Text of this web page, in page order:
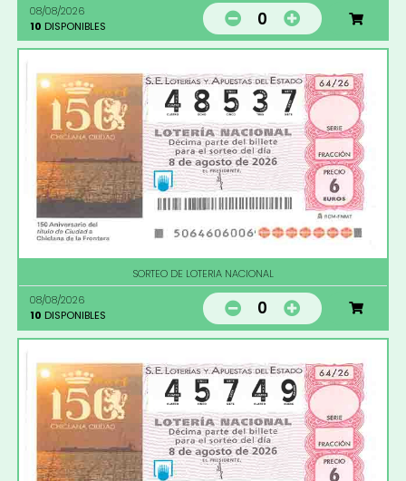
08/08/2026
10 DISPONIBLES 0
SORTEO DE LOTERIA NACIONAL
08/08/2026
10 DISPONIBLES 0